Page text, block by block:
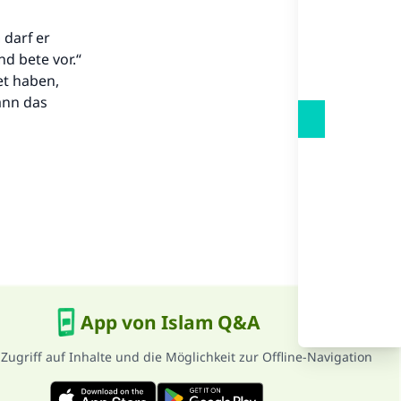
darf er
bete vor.“
haben,
das
App von Islam Q&A
auf Inhalte und die Möglichkeit zur Offline-Navigation